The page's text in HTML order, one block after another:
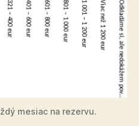
mesiac na re­zervu.